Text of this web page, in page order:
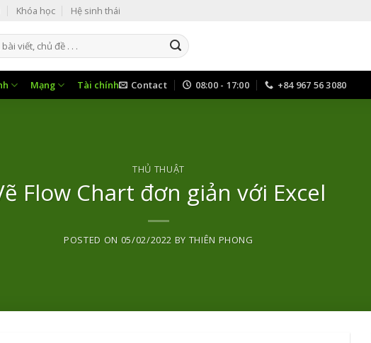
Khóa học Hệ sinh thái
Mạng Tài chính Contact 08:00 - 17:00 +84 967 56 3080
THỦ THUẬT
Flow Chart đơn giản với Excel
POSTED ON 05/02/2022 BY THIÊN PHONG